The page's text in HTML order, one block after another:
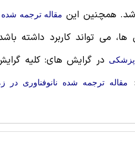
همچنین این مقاله ترجمه
می تواند کاربرد داشته
در گرایش های: کلیه
مقاله ترجمه شده نانوفناوری در